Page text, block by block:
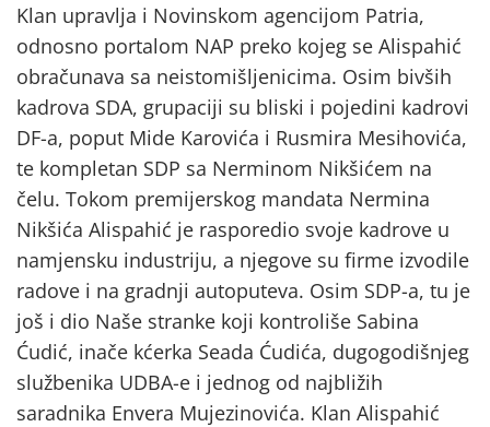
Klan upravlja i Novinskom agencijom Patria,
odnosno portalom NAP preko kojeg se Alispahić
obračunava sa neistomišljenicima. Osim bivših
kadrova SDA, grupaciji su bliski i pojedini kadrovi
DF-a, poput Mide Karovića i Rusmira Mesihovića,
te kompletan SDP sa Nerminom Nikšićem na
čelu. Tokom premijerskog mandata Nermina
Nikšića Alispahić je rasporedio svoje kadrove u
namjensku industriju, a njegove su firme izvodile
radove i na gradnji autoputeva. Osim SDP-a, tu je
još i dio Naše stranke koji kontroliše Sabina
Ćudić, inače kćerka Seada Ćudića, dugogodišnjeg
službenika UDBA-e i jednog od najbližih
saradnika Envera Mujezinovića. Klan Alispahić